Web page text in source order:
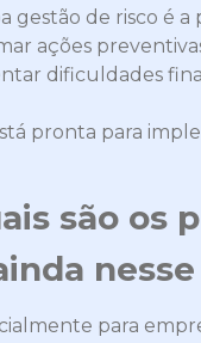
gestão de risco é
ações
dificuldades
pronta para
são os
para